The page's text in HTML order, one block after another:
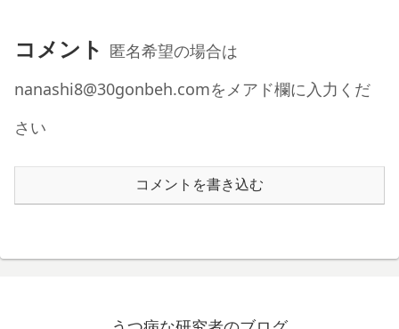
コメント 匿名希望の場合は
nanashi8@30gonbeh.comをメアド欄に入力くだ
さい
コメントを書き込む